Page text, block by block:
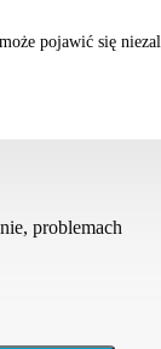
pojawić się
problemach